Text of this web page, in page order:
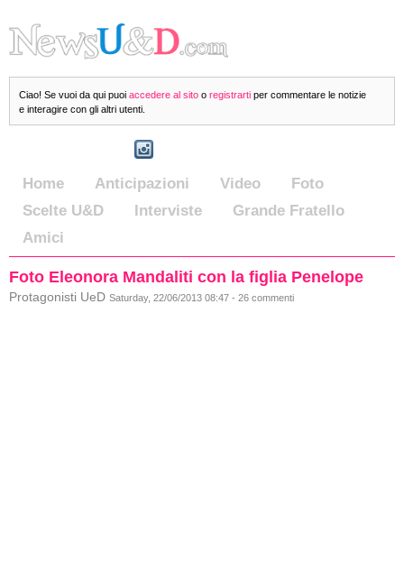
Ciao! Se vuoi da qui puoi accedere al sito o registrarti per commentare le notizie
e interagire con gli altri utenti.
Home Anticipazioni Video
Foto
Scelte U&D
Interviste
Grande Fratello
Amici
Foto Eleonora Mandaliti con la figlia Penelope
Protagonisti UeD Saturday, 22/06/2013 08:47 - 26 commenti